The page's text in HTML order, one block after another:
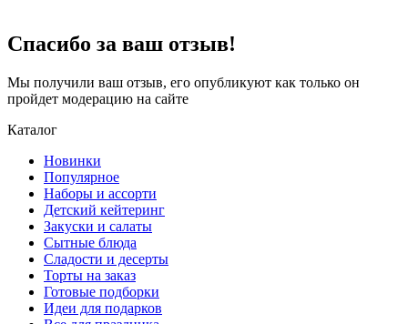
Спасибо за ваш отзыв!
Мы получили ваш отзыв, его опубликуют как только он
пройдет модерацию на сайте
Каталог
Новинки
Популярное
Наборы и ассорти
Детский кейтеринг
Закуски и салаты
Сытные блюда
Сладости и десерты
Торты на заказ
Готовые подборки
Идеи для подарков